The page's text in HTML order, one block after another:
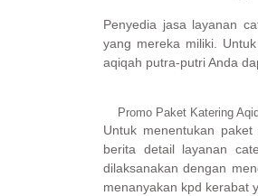
Penyedia jasa layanan
yang mereka miliki.
aqiqah putra-putri Anda
Promo Paket Katering
Untuk menentukan
berita detail layanan
dilaksanakan dengan
menanyakan kpd kerabat